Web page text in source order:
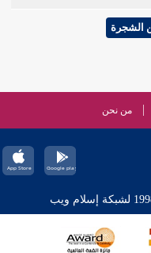
الشجرة
من نحن